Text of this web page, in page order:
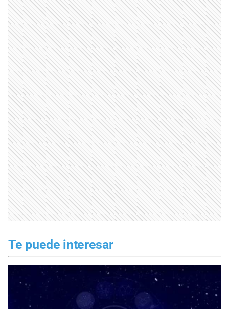
Te puede interesar